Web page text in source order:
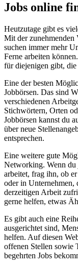
Jobs online
Heutzutage gibt es
Mit der zunehmenden
suchen immer mehr
Ferne arbeiten
für diejenigen gibt, die
Eine der besten
Jobbörsen. Das sind
verschiedenen
Stichwörtern, Orten
Jobbörsen kannst du
über neue
entsprechen.
Eine weitere gute
Networking. Wenn du
arbeitet, frag ihn, ob
oder in Unternehmen,
derzeitigen Arbeit
gerne helfen, etwas
Es gibt auch eine
ausgerichtet sind,
helfen. Auf diesen
offenen Stellen sowie
begehrten Jobs